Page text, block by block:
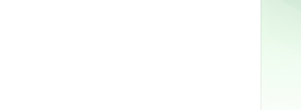
development;
comfortable campus.